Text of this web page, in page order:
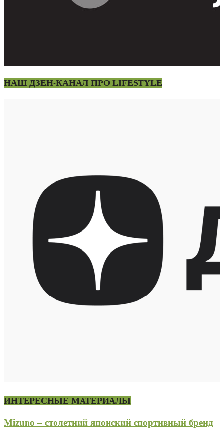
НАШ ДЗЕН-КАНАЛ ПРО LIFESTYLE
ИНТЕРЕСНЫЕ МАТЕРИАЛЫ
Mizuno – столетний японский спортивный бренд